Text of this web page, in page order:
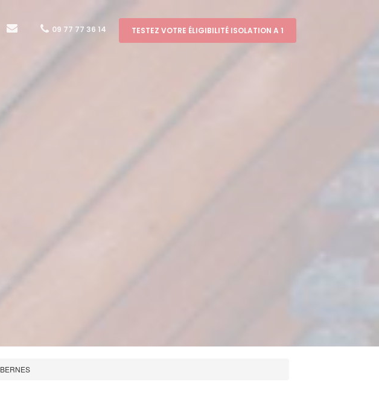
09 77 77 36 14 TESTEZ VOTRE ÉLIGIBILITÉ ISOLATION A 1
BERNES